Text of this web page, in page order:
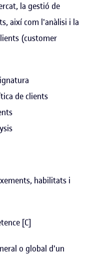
la gestió de
així com l'anàlisi i la
(customer
de clients
habilitats i
[C]
o global d'un